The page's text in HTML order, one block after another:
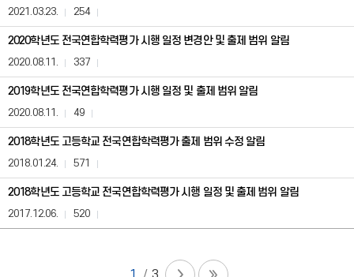
보
공
표)
게
판
번
호,
제
목,
등
록
일,
조
회
2021.03.23. 254
2020학년도 전국연합학력평가 시행 일정 변경안 및 출제 범위 알림
2020.08.11. 337
2019학년도 전국연합학력평가 시행 일정 및 출제 범위 알림
2020.08.11. 49
2018학년도 고등학교 전국연합학력평가 출제 범위 수정 알림
2018.01.24. 571
2018학년도 고등학교 전국연합학력평가 시행 일정 및 출제 범위 알림
2017.12.06. 520